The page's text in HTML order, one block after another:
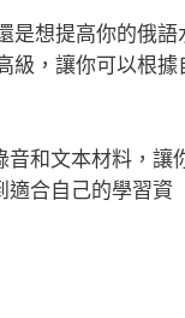
是想提高你的俄語
級，讓你可以根據
音和文本材料，讓
適合自己的學習資